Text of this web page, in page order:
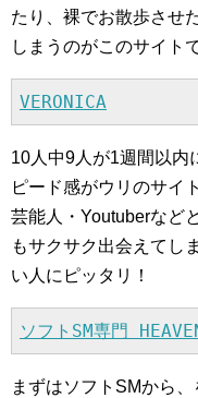
たり、裸でお散歩させ
しまうのがこのサイト
VERONICA
10人中9人が1週間以内
ピード感がウリのサイ
芸能人・Youtuberなど
もサクサク出会えてし
い人にピッタリ！
ソフトSM専門
まずはソフトSMから